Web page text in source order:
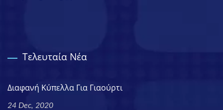
Τελευταία Νέα
Διαφανή Κύπελλα Για Γιαούρτι
24 Dec, 2020